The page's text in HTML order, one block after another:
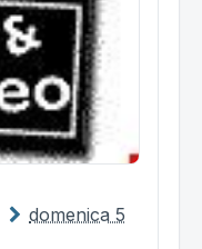
domenica 5